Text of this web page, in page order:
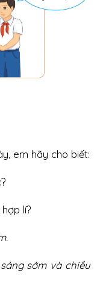
em hãy cho biết:
lí?
sớm và chiều